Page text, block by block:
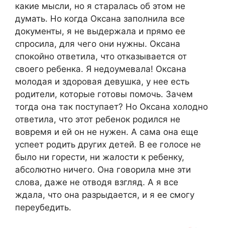
какие мысли, но я старалась об этом не
думать. Но когда Оксана заполнила все
документы, я не выдержала и прямо ее
спросила, для чего они нужны. Оксана
спокойно ответила, что отказывается от
своего ребенка. Я недоумевала! Оксана
молодая и здоровая девушка, у нее есть
родители, которые готовы помочь. Зачем
тогда она так поступает? Но Оксана холодно
ответила, что этот ребенок родился не
вовремя и ей он не нужен. А сама она еще
успеет родить других детей. В ее голосе не
было ни горести, ни жалости к ребенку,
абсолютно ничего. Она говорила мне эти
слова, даже не отводя взгляд. А я все
ждала, что она разрыдается, и я ее смогу
переубедить.